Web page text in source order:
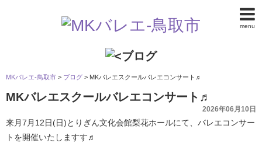
menu
MKバレエ-鳥取市 > ブログ > MKバレエスクールバレエコンサート♬
MKバレエスクールバレエコンサート♬
2026年06月10日
来月7月12日(日)とりぎん文化会館梨花ホールにて、バレエコンサー
トを開催いたしますす♬